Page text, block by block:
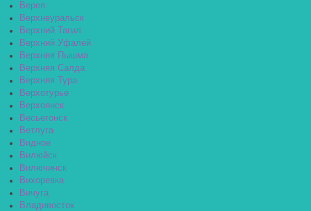
Верея
Верхнеуральск
Верхний Тагил
Верхний Уфалей
Верхняя Пышма
Верхняя Салда
Верхняя Тура
Верхотурье
Верхоянск
Весьегонск
Ветлуга
Видное
Вилюйск
Вилючинск
Вихоревка
Вичуга
Владивосток